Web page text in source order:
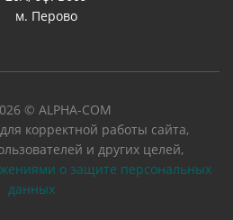
м. Перово
© ALPHA-COM
корректной работы сайта,
и других целей,
о защите персональных
данных